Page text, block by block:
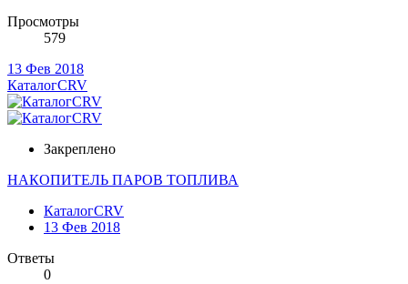
Просмотры
579
13 Фев 2018
КаталогCRV
Закреплено
НАКОПИТЕЛЬ ПАРОВ ТОПЛИВА
КаталогCRV
13 Фев 2018
Ответы
0